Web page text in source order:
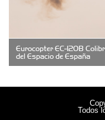
Eurocopter EC-120B
del Espacio de España
Todos